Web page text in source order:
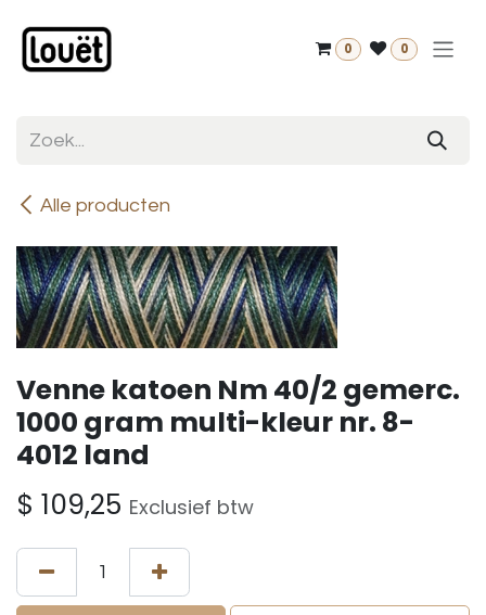
0 0
Alle producten
Venne katoen Nm 40/2 gemerc.
1000 gram multi-kleur nr. 8-
4012 land
$ 109,25 Exclusief btw